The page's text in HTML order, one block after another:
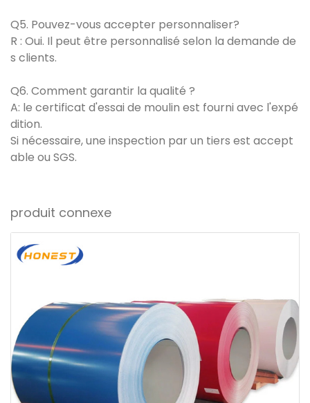
Q5. Pouvez-vous accepter personnaliser?
R : Oui. Il peut être personnalisé selon la demande de
s clients.
Q6. Comment garantir la qualité ?
A: le certificat d'essai de moulin est fourni avec l'expé
dition.
Si nécessaire, une inspection par un tiers est accept
able ou SGS.
produit connexe